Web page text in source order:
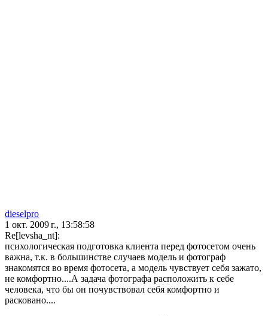
dieselpro
1 окт. 2009 г., 13:58:58
Re[levsha_nt]:
психологическая подготовка клиента перед фотосетом очень
важна, т.к. в большинстве случаев модель и фотограф
знакомятся во время фотосета, а модель чувствует себя зажато,
не комфортно....А задача фотографа расположить к себе
человека, что бы он почувствовал себя комфортно и
расковано....